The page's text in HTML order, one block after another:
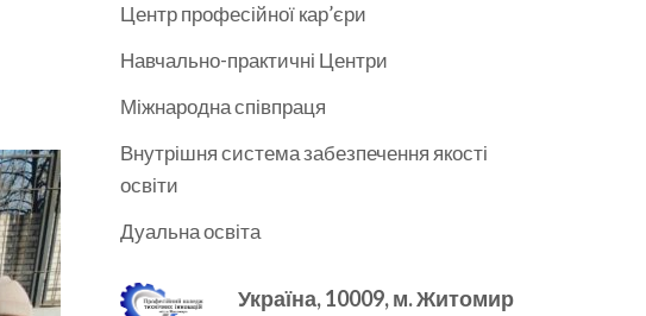
Центр професійної кар’єри
Навчально-практичні Центри
Міжнародна співпраця
Внутрішня система забезпечення якості
освіти
Дуальна освіта
Україна, 10009, м.Житомир